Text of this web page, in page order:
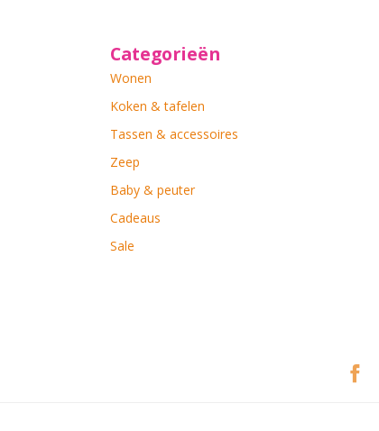
Categorieën
Wonen
Koken & tafelen
Tassen & accessoires
Zeep
Baby & peuter
Cadeaus
Sale